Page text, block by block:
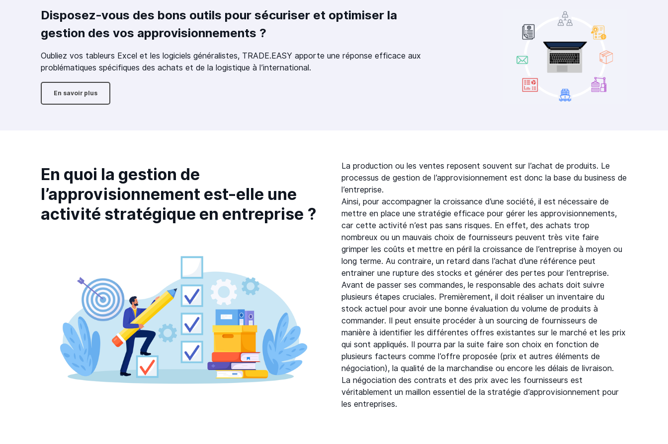
Disposez-vous des bons outils pour sécuriser et optimiser la
gestion des vos approvisionnements ?
Oubliez vos tableurs Excel et les logiciels généralistes, TRADE.EASY apporte une réponse efficace aux
problématiques spécifiques des achats et de la logistique à l’international.
En savoir plus
En quoi la gestion de
l’approvisionnement est-elle une
activité stratégique en entreprise ?
La production ou les ventes reposent souvent sur l’achat de produits. Le
processus de gestion de l’approvisionnement est donc la base du business de
l’entreprise.
Ainsi, pour accompagner la croissance d’une société, il est nécessaire de
mettre en place une stratégie efficace pour gérer les approvisionnements,
car cette activité n’est pas sans risques. En effet, des achats trop
nombreux ou un mauvais choix de fournisseurs peuvent très vite faire
grimper les coûts et mettre en péril la croissance de l’entreprise à moyen ou
long terme. Au contraire, un retard dans l’achat d’une référence peut
entrainer une rupture des stocks et générer des pertes pour l’entreprise.
Avant de passer ses commandes, le responsable des achats doit suivre
plusieurs étapes cruciales. Premièrement, il doit réaliser un inventaire du
stock actuel pour avoir une bonne évaluation du volume de produits à
commander. Il peut ensuite procéder à un sourcing de fournisseurs de
manière à identifier les différentes offres existantes sur le marché et les prix
qui sont appliqués. Il pourra par la suite faire son choix en fonction de
plusieurs facteurs comme l’offre proposée (prix et autres éléments de
négociation), la qualité de la marchandise ou encore les délais de livraison.
La négociation des contrats et des prix avec les fournisseurs est
véritablement un maillon essentiel de la stratégie d’approvisionnement pour
les entreprises.